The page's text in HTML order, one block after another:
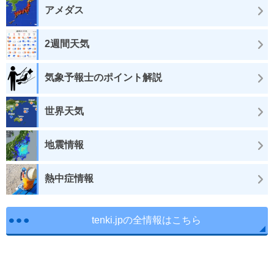
アメダス
2週間天気
気象予報士のポイント解説
世界天気
地震情報
熱中症情報
tenki.jpの全情報はこちら